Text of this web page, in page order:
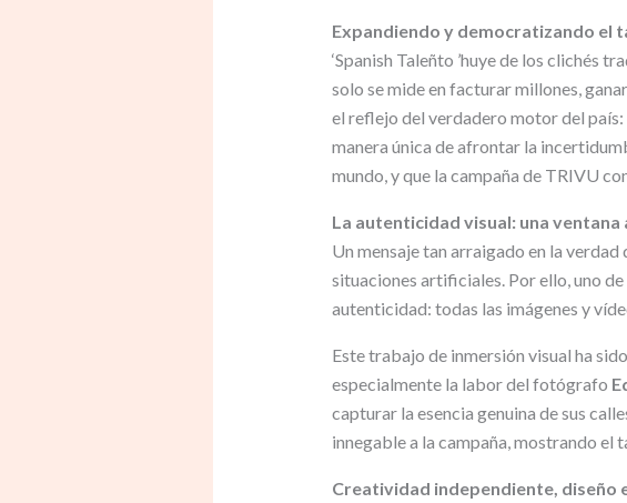
Expandiendo y democratizando el
‘Spanish Taleñto ’huye de los clichés
solo se mide en facturar millones,
el reflejo del verdadero motor del
manera única de afrontar la
mundo, y que la campaña de TRIVU
La autenticidad visual: una ventana
Un mensaje tan arraigado en la
situaciones artificiales. Por ello, uno
autenticidad: todas las imágenes y
Este trabajo de inmersión visual ha
especialmente la labor del fotógrafo
capturar la esencia genuina de sus
innegable a la campaña, mostrando el
Creatividad independiente, diseño